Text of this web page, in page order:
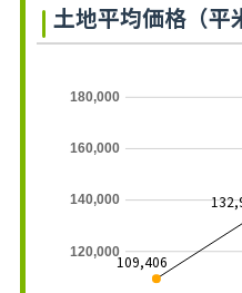
土地平均価格（平
120,000
140,000
160,000
180,000
109,406